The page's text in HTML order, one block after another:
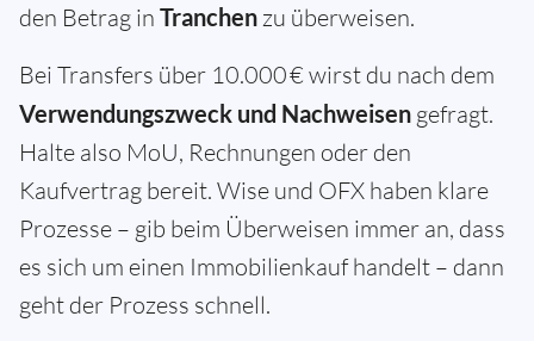
den Betrag in Tranchen zu überweisen.
Bei Transfers über 10.000 € wirst du nach dem
Verwendungszweck und Nachweisen gefragt.
Halte also MoU, Rechnungen oder den
Kaufvertrag bereit. Wise und OFX haben klare
Prozesse – gib beim Überweisen immer an, dass
es sich um einen Immobilienkauf handelt – dann
geht der Prozess schnell.